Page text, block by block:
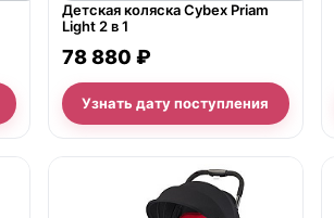
Детская коляска Cybex Priam
Light 2 в 1
78 880 ₽
Узнать дату поступления